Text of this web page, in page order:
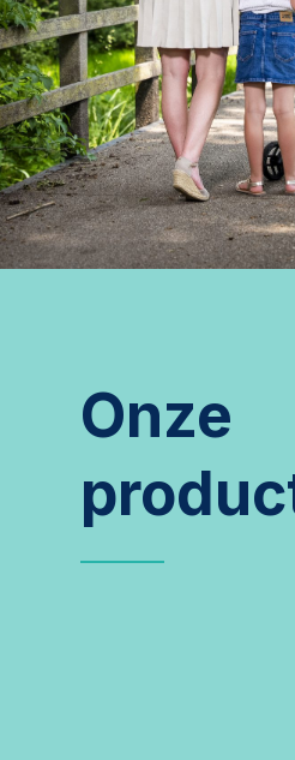
Onze